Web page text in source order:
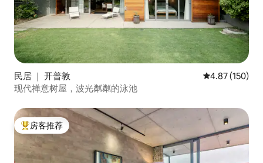
民居 ｜ 开普敦 平均评分 4.87
4.87 (150)
现代禅意树屋，波光粼粼的泳池
热门「房客推荐」
房客推荐